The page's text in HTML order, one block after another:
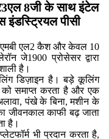
8जी के साथ इंटेल
पीसी
एमबी एल2 कैश और केवल 10
जे1900 प्रोसेसर द्वारा
है।
डिज़ाइन है। बड़े कूलिंग
समाप्त करता है और एक
पंखे के बिना, मशीन के
जीवनकाल काफी बढ़ जाता
है।
भी प्रदान करता है,